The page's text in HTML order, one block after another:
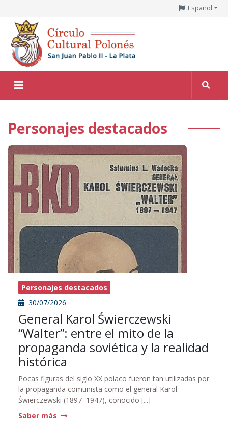
Español
Personajes destacados
Personajes destacados
30/07/2026
General Karol Świerczewski
“Walter”: entre el mito de la
propaganda soviética y la realidad
histórica
Pocas figuras del siglo XX polaco fueron tan utilizadas por
la propaganda comunista como el general Karol
Świerczewski (1897–1947), conocido [...]
Saber más